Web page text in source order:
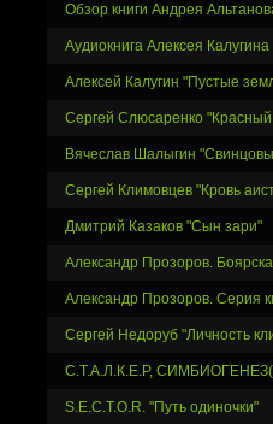
Обзор книги Андрея
Аудиокнига Алексея
Алексей Калугин "Пустые
Сергей Слюсаренко "Красный
Вячеслав Шалыгин
Сергей Климовцев "Кровь
Дмитрий Казаков "Сын зари"
Александр Прозоров.
Александр Прозоров. Серия
Сергей Недоруб "Личность
С.Т.А.Л.К.Е.Р,
S.E.C.T.O.R. "Путь одиночки"